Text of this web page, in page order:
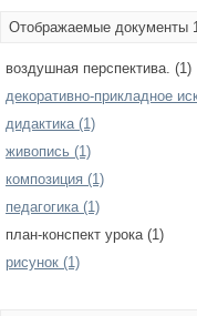
Отображаемые документы
воздушная перспектива. (1)
декоративно-прикладное
дидактика (1)
живопись (1)
композиция (1)
педагогика (1)
план-конспект урока (1)
рисунок (1)